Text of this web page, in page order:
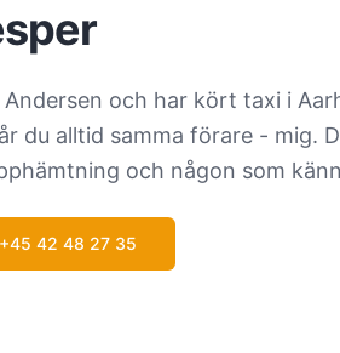
och har kört taxi i
du alltid samma förare - mig.
och någon som
42 48 27 35